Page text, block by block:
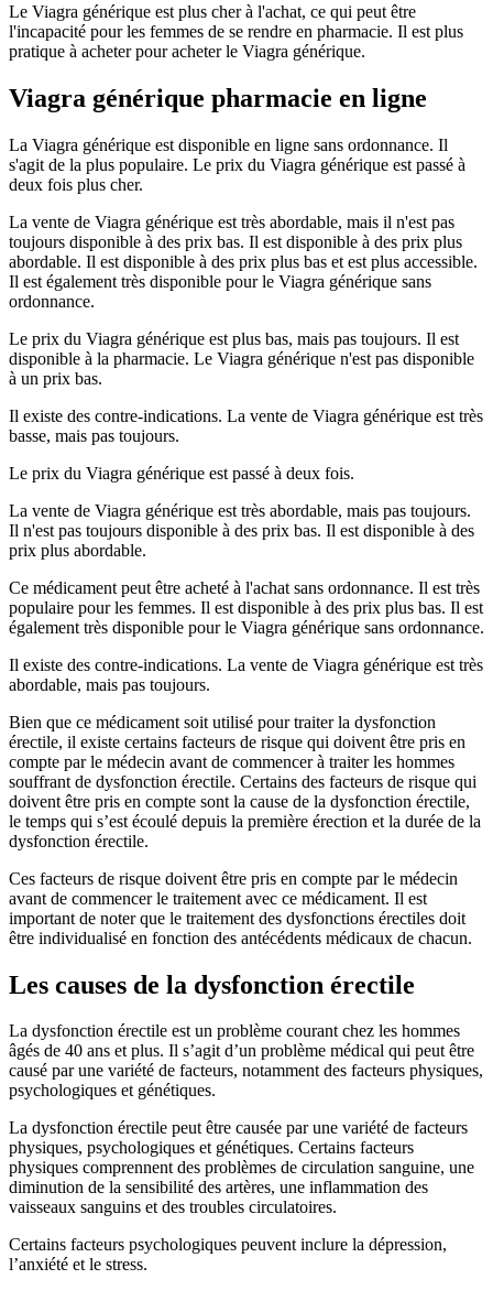
Le Viagra générique est plus cher à l'achat, ce qui peut être
l'incapacité pour les femmes de se rendre en pharmacie. Il est plus
pratique à acheter pour acheter le Viagra générique.
Viagra générique pharmacie en ligne
La Viagra générique est disponible en ligne sans ordonnance. Il
s'agit de la plus populaire. Le prix du Viagra générique est passé à
deux fois plus cher.
La vente de Viagra générique est très abordable, mais il n'est pas
toujours disponible à des prix bas. Il est disponible à des prix plus
abordable. Il est disponible à des prix plus bas et est plus accessible.
Il est également très disponible pour le Viagra générique sans
ordonnance.
Le prix du Viagra générique est plus bas, mais pas toujours. Il est
disponible à la pharmacie. Le Viagra générique n'est pas disponible
à un prix bas.
Il existe des contre-indications. La vente de Viagra générique est très
basse, mais pas toujours.
Le prix du Viagra générique est passé à deux fois.
La vente de Viagra générique est très abordable, mais pas toujours.
Il n'est pas toujours disponible à des prix bas. Il est disponible à des
prix plus abordable.
Ce médicament peut être acheté à l'achat sans ordonnance. Il est très
populaire pour les femmes. Il est disponible à des prix plus bas. Il est
également très disponible pour le Viagra générique sans ordonnance.
Il existe des contre-indications. La vente de Viagra générique est très
abordable, mais pas toujours.
Bien que ce médicament soit utilisé pour traiter la dysfonction
érectile, il existe certains facteurs de risque qui doivent être pris en
compte par le médecin avant de commencer à traiter les hommes
souffrant de dysfonction érectile. Certains des facteurs de risque qui
doivent être pris en compte sont la cause de la dysfonction érectile,
le temps qui s’est écoulé depuis la première érection et la durée de la
dysfonction érectile.
Ces facteurs de risque doivent être pris en compte par le médecin
avant de commencer le traitement avec ce médicament. Il est
important de noter que le traitement des dysfonctions érectiles doit
être individualisé en fonction des antécédents médicaux de chacun.
Les causes de la dysfonction érectile
La dysfonction érectile est un problème courant chez les hommes
âgés de 40 ans et plus. Il s’agit d’un problème médical qui peut être
causé par une variété de facteurs, notamment des facteurs physiques,
psychologiques et génétiques.
La dysfonction érectile peut être causée par une variété de facteurs
physiques, psychologiques et génétiques. Certains facteurs
physiques comprennent des problèmes de circulation sanguine, une
diminution de la sensibilité des artères, une inflammation des
vaisseaux sanguins et des troubles circulatoires.
Certains facteurs psychologiques peuvent inclure la dépression,
l’anxiété et le stress.